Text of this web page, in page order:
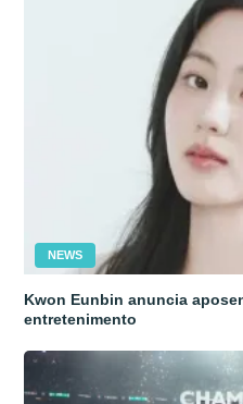
NEWS
Kwon Eunbin anuncia
entretenimento